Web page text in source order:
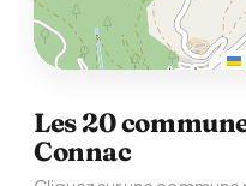
Les 20
Connac